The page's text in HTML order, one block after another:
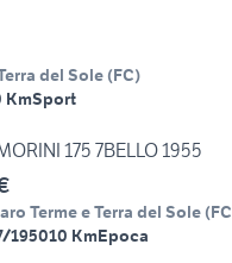
del Sole (FC)
KmSport
175 7BELLO 1955
Terme e Terra del Sole (FC
195010 KmEpoca